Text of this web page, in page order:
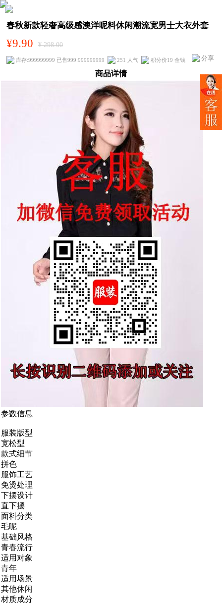
春秋新款轻奢高级感澳洋呢料休闲潮流宽男士大衣外套
分享
¥9.90 ¥ 298.00
库存:999999999 已售999:999999999 251 人气 积分价19 金钱
商品详情
参数信息
服装版型
宽松型
款式细节
拼色
服饰工艺
免烫处理
下摆设计
直下摆
面料分类
毛呢
基础风格
青春流行
适用对象
青年
适用场景
其他休闲
材质成分